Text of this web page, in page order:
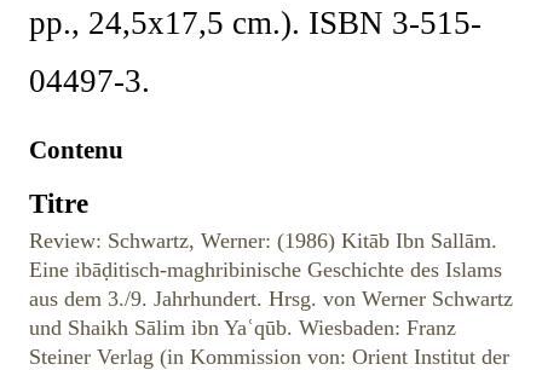
pp., 24,5x17,5 cm.). ISBN 3-515-
04497-3.
Contenu
Titre
Review: Schwartz, Werner: (1986) Kitāb Ibn Sallām.
Eine ibāḍitisch-maghribinische Geschichte des Islams
aus dem 3./9. Jahrhundert. Hrsg. von Werner Schwartz
und Shaikh Sālim ibn Yaʿqūb. Wiesbaden: Franz
Steiner Verlag (in Kommission von: Orient Institut der